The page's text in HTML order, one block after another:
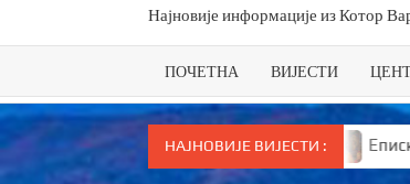
Најновије информације из Котор
ПОЧЕТНА ВИЈЕСТИ
НАЈНОВИЈЕ ВИЈЕСТИ :
основце у Српској Епископ Сергије